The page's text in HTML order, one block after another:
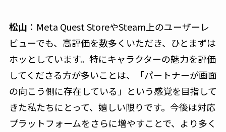
松山 ：Meta Quest StoreやSteam上のユーザーレ
ビューでも、高評価を数多くいただき、ひとまずは
ホッとしています。特にキャラクターの魅力を評価
してくださる方が多いことは、「パートナーが画面
の向こう側に存在している」という感覚を目指して
きた私たちにとって、嬉しい限りです。今後は対応
プラットフォームをさらに増やすことで、より多く